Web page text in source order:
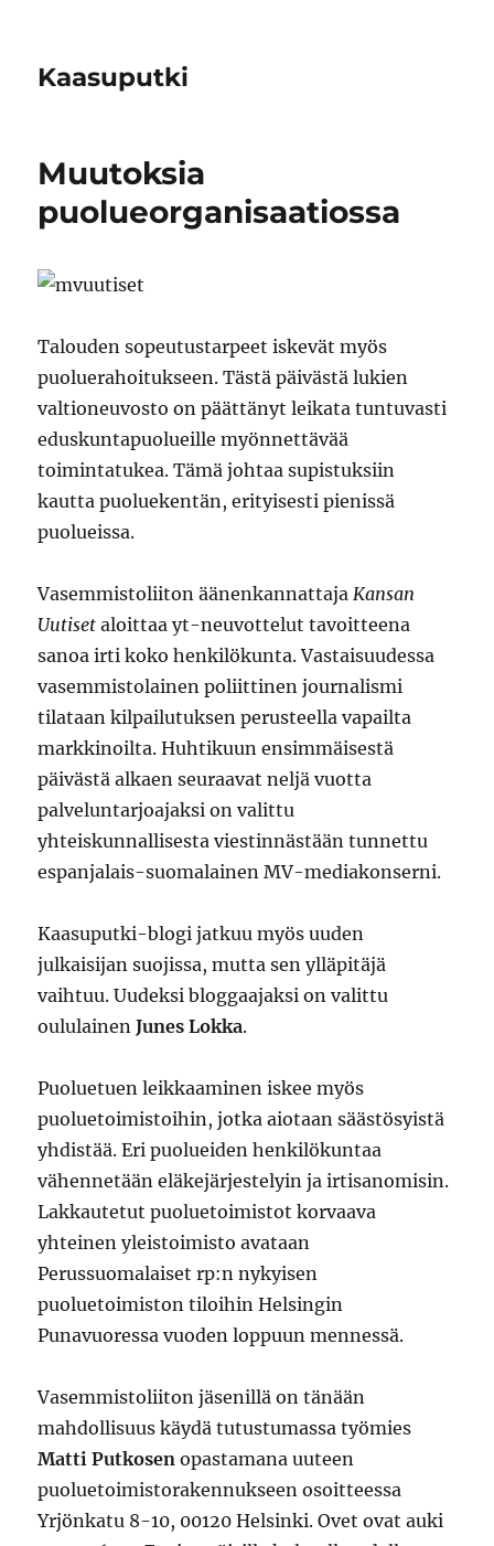
Kaasuputki
Muutoksia
puolueorganisaatiossa
Talouden sopeutustarpeet iskevät myös
puoluerahoitukseen. Tästä päivästä lukien
valtioneuvosto on päättänyt leikata tuntuvasti
eduskuntapuolueille myönnettävää
toimintatukea. Tämä johtaa supistuksiin
kautta puoluekentän, erityisesti pienissä
puolueissa.
Vasemmistoliiton äänenkannattajaKansan
Uutiset aloittaa yt-neuvottelut tavoitteena
sanoa irti koko henkilökunta. Vastaisuudessa
vasemmistolainen poliittinen journalismi
tilataan kilpailutuksen perusteella vapailta
markkinoilta. Huhtikuun ensimmäisestä
päivästä alkaen seuraavat neljä vuotta
palveluntarjoajaksi on valittu
yhteiskunnallisesta viestinnästään tunnettu
espanjalais-suomalainen MV-mediakonserni.
Kaasuputki-blogi jatkuu myös uuden
julkaisijan suojissa, mutta sen ylläpitäjä
vaihtuu. Uudeksi bloggaajaksi on valittu
oululainenJunes Lokka.
Puoluetuen leikkaaminen iskee myös
puoluetoimistoihin, jotka aiotaan säästösyistä
yhdistää. Eri puolueiden henkilökuntaa
vähennetään eläkejärjestelyin ja irtisanomisin.
Lakkautetut puoluetoimistot korvaava
yhteinen yleistoimisto avataan
Perussuomalaiset rp:n nykyisen
puoluetoimiston tiloihin Helsingin
Punavuoressa vuoden loppuun mennessä.
Vasemmistoliiton jäsenillä on tänään
mahdollisuus käydä tutustumassa työmies
Matti Putkosen opastamana uuteen
puoluetoimistorakennukseen osoitteessa
Yrjönkatu 8-10, 00120 Helsinki. Ovet ovat auki